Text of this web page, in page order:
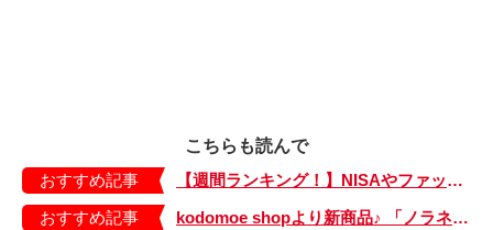
こちらも読んで
おすすめ記事
【週間ランキング！】NISAやファッションの記事がランクイン！ kodomoe web 7月19日～25日の週間TOP5★
おすすめ記事
kodomoe shopより新商品♪ 「ノラネコぐんだん」耐熱マグ3種が登場！